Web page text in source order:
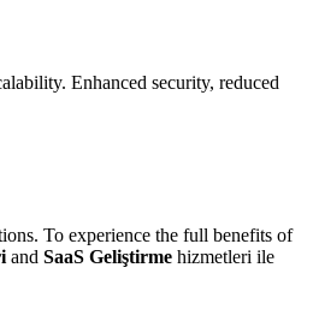
Enhanced security, reduced
To experience the full benefits of
and SaaS Geliştirme hizmetleri ile